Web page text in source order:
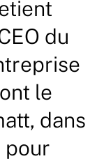
du
le
dans
pour